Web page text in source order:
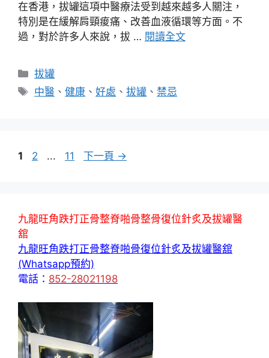
在香港，拔罐這項中醫療法受到越來越多人關注，
特別是在緩解肩頸痠痛、改善血液循環等方面。不
過，對於許多人來說，拔 … 閱讀全文
分
類
拔罐
標
中醫 、健康 、好處 、拔罐 、禁忌
頁
1
頁
2 ...
頁
11 下一頁 →
九龍旺角跌打正骨整脊啪骨整骨復位針炙及拔罐醫
舘
九龍旺角跌打正骨整脊啪骨復位針炙及拔罐醫舘
(Whatsapp預約)
電話： 852-28021198